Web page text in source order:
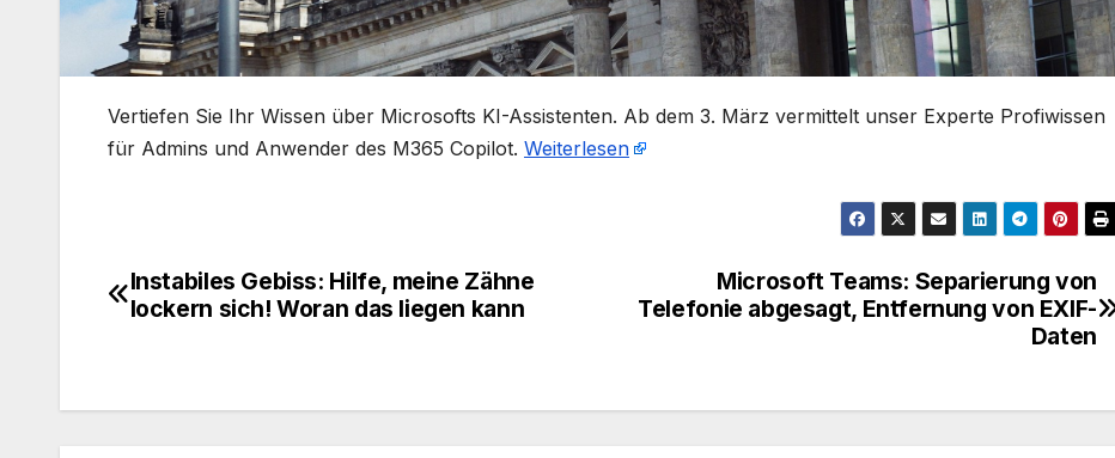
​Vertiefen Sie Ihr Wissen über Microsofts KI-Assistenten. Ab dem 3. März vermittelt unser Experte Profiwissen
für Admins und Anwender des M365 Copilot. Weiterlesen
Beitragsnavigation
Microsoft Teams: Separierung von
Telefonie abgesagt, Entfernung von EXIF-
Daten
Instabiles Gebiss: Hilfe, meine Zähne
lockern sich! Woran das liegen kann